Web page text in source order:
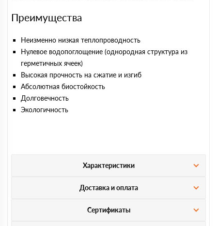
Преимущества
Неизменно низкая теплопроводность
Нулевое водопоглощение (однородная структура из
герметичных ячеек)
Высокая прочность на сжатие и изгиб
Абсолютная биостойкость
Долговечность
Экологичность
Характеристики
Доставка и оплата
Сертификаты